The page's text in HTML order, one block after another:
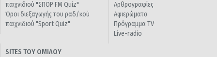
παιχνιδιού "ΣΠΟΡ FM Quiz"
Όροι διεξαγωγής του ραδ/κού
παιχνιδιού "Sport Quiz"
Αρθρογραφίες
Αφιερώματα
Πρόγραμμα TV
Live-radio
SITES ΤΟΥ ΟΜΙΛΟΥ